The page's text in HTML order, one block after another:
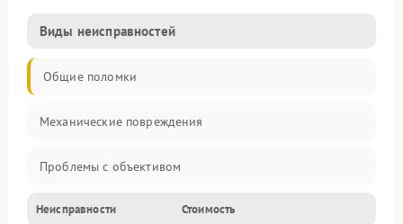
Виды неисправностей
Общие поломки
Механические повреждения
Проблемы с объективом
Электронные ошибки
Неисправности Стоимость